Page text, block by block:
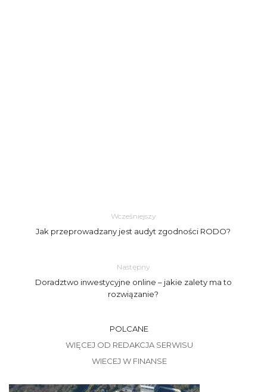
Wcześniejszy
Jak przeprowadzany jest audyt zgodności RODO?
Następny
Doradztwo inwestycyjne online – jakie zalety ma to
rozwiązanie?
POLCANE
WIĘCEJ OD REDAKCJA SERWISU
WIECEJ W FINANSE